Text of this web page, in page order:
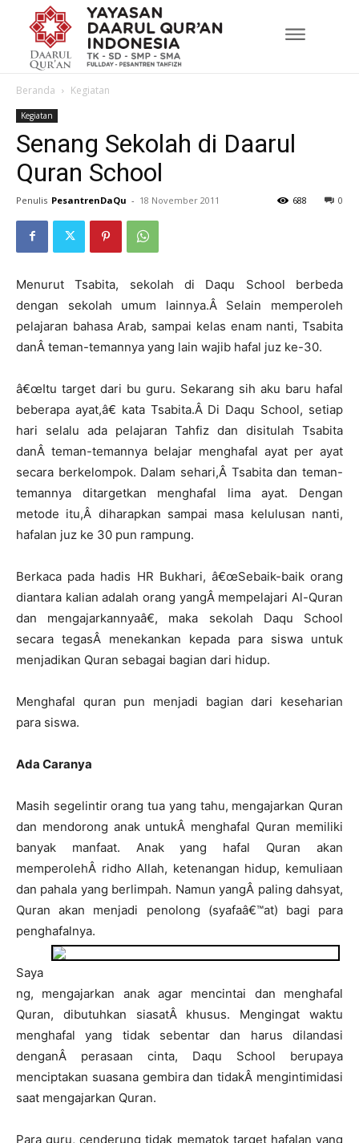
Beranda Kegiatan
Kegiatan
Senang Sekolah di Daarul
Quran School
Penulis PesantrenDaQu - 18 November 2011 0
688
Menurut Tsabita, sekolah di Daqu School berbeda
dengan sekolah umum lainnya.Â Selain memperoleh
pelajaran bahasa Arab, sampai kelas enam nanti, Tsabita
danÂ teman-temannya yang lain wajib hafal juz ke-30.
â€œItu target dari bu guru. Sekarang sih aku baru hafal
beberapa ayat,â€ kata Tsabita.Â Di Daqu School, setiap
hari selalu ada pelajaran Tahfiz dan disitulah Tsabita
danÂ teman-temannya belajar menghafal ayat per ayat
secara berkelompok. Dalam sehari,Â Tsabita dan teman-
temannya ditargetkan menghafal lima ayat. Dengan
metode itu,Â diharapkan sampai masa kelulusan nanti,
hafalan juz ke 30 pun rampung.
Berkaca pada hadis HR Bukhari, â€œSebaik-baik orang
diantara kalian adalah orang yangÂ mempelajari Al-Quran
dan mengajarkannyaâ€, maka sekolah Daqu School
secara tegasÂ menekankan kepada para siswa untuk
menjadikan Quran sebagai bagian dari hidup.
Menghafal quran pun menjadi bagian dari keseharian
para siswa.
Ada Caranya
Masih segelintir orang tua yang tahu, mengajarkan Quran
dan mendorong anak untukÂ menghafal Quran memiliki
banyak manfaat. Anak yang hafal Quran akan
memperolehÂ ridho Allah, ketenangan hidup, kemuliaan
dan pahala yang berlimpah. Namun yangÂ paling dahsyat,
Quran akan menjadi penolong (syafaâ€™at) bagi para
penghafalnya.
Saya
ng, mengajarkan anak agar mencintai dan menghafal
Quran, dibutuhkan siasatÂ khusus. Mengingat waktu
menghafal yang tidak sebentar dan harus dilandasi
denganÂ perasaan cinta, Daqu School berupaya
menciptakan suasana gembira dan tidakÂ mengintimidasi
saat mengajarkan Quran.
Para guru, cenderung tidak mematok target hafalan yang